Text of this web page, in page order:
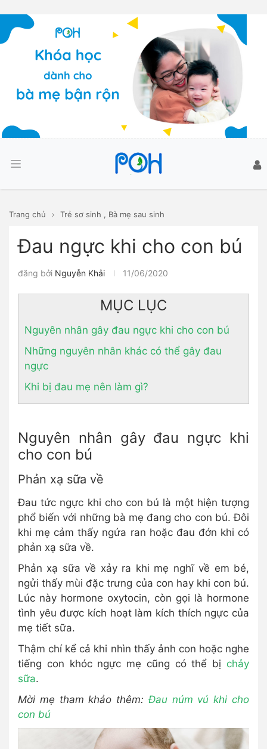
Trang chủ Trẻ sơ sinh , Bà mẹ sau sinh
Đau ngực khi cho con bú
đăng bởi Nguyễn Khải 11/06/2020
MỤC LỤC
Nguyên nhân gây đau ngực khi cho con bú
Những nguyên nhân khác có thể gây đau
ngực
Khi bị đau mẹ nên làm gì?
Nguyên nhân gây đau ngực khi
cho con bú
Phản xạ sữa về
Đau tức ngực khi cho con bú là một hiện tượng
phổ biến với những bà mẹ đang cho con bú. Đôi
khi mẹ cảm thấy ngứa ran hoặc đau đớn khi có
phản xạ sữa về.
Phản xạ sữa về xảy ra khi mẹ nghĩ về em bé,
ngửi thấy mùi đặc trưng của con hay khi con bú.
Lúc này hormone oxytocin, còn gọi là hormone
tình yêu được kích hoạt làm kích thích ngực của
mẹ tiết sữa.
Thậm chí kể cả khi nhìn thấy ảnh con hoặc nghe
tiếng con khóc ngực mẹ cũng có thể bị chảy
sữa.
Mời mẹ tham khảo thêm: Đau núm vú khi cho
con bú